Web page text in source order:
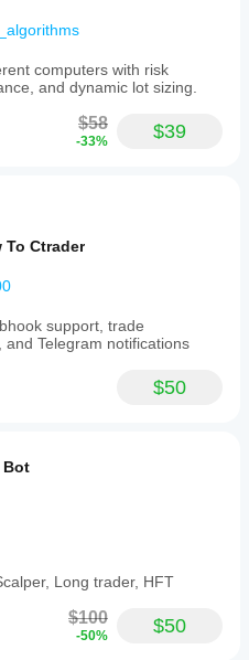
computers with risk
and dynamic lot sizing.
$58
-33% $39
To Ctrader
support, trade
Telegram notifications
$50
Bot
Long trader, HFT
$100
-50% $50